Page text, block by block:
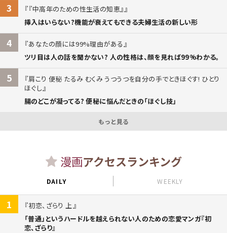
3
『中高年のための性生活の知恵』
挿入はいらない?機能が衰えてもできる夫婦生活の新しい形
4
あなたの顔には99%理由がある
ツリ目は人の話を聞かない? 人の性格は、顔を見れば99%わかる。
5
肩こり 便秘 たるみ むくみ うつうつを自分の手でときほぐす! ひとり
ほぐし
腸のどこが凝ってる? 便秘に悩んだときの「ほぐし技」
もっと見る
漫画アクセスランキング
DAILY WEEKLY
1
初恋、ざらり 上
「普通」というハードルを越えられない人のための恋愛マンガ『初
恋、ざらり』